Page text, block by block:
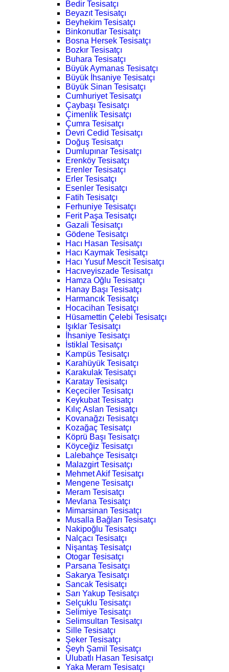
Bedir Tesisatçı
Beyazıt Tesisatçı
Beyhekim Tesisatçı
Binkonutlar Tesisatçı
Bosna Hersek Tesisatçı
Bozkır Tesisatçı
Buhara Tesisatçı
Büyük Aymanas Tesisatçı
Büyük İhsaniye Tesisatçı
Büyük Sinan Tesisatçı
Cumhuriyet Tesisatçı
Çaybaşı Tesisatçı
Çimenlik Tesisatçı
Çumra Tesisatçı
Devri Cedid Tesisatçı
Doğuş Tesisatçı
Dumlupınar Tesisatçı
Erenköy Tesisatçı
Erenler Tesisatçı
Erler Tesisatçı
Esenler Tesisatçı
Fatih Tesisatçı
Ferhuniye Tesisatçı
Ferit Paşa Tesisatçı
Gazali Tesisatçı
Gödene Tesisatçı
Hacı Hasan Tesisatçı
Hacı Kaymak Tesisatçı
Hacı Yusuf Mescit Tesisatçı
Hacıveyiszade Tesisatçı
Hamza Oğlu Tesisatçı
Hanay Başı Tesisatçı
Harmancık Tesisatçı
Hocacihan Tesisatçı
Hüsamettin Çelebi Tesisatçı
Işıklar Tesisatçı
İhsaniye Tesisatçı
İstiklal Tesisatçı
Kampüs Tesisatçı
Karahüyük Tesisatçı
Karakulak Tesisatçı
Karatay Tesisatçı
Keçeciler Tesisatçı
Keykubat Tesisatçı
Kılıç Aslan Tesisatçı
Kovanağzı Tesisatçı
Kozağaç Tesisatçı
Köprü Başı Tesisatçı
Köyceğiz Tesisatçı
Lalebahçe Tesisatçı
Malazgirt Tesisatçı
Mehmet Akif Tesisatçı
Mengene Tesisatçı
Meram Tesisatçı
Mevlana Tesisatçı
Mimarsinan Tesisatçı
Musalla Bağları Tesisatçı
Nakipoğlu Tesisatçı
Nalçacı Tesisatçı
Nişantaş Tesisatçı
Otogar Tesisatçı
Parsana Tesisatçı
Sakarya Tesisatçı
Sancak Tesisatçı
Sarı Yakup Tesisatçı
Selçuklu Tesisatçı
Selimiye Tesisatçı
Selimsultan Tesisatçı
Sille Tesisatçı
Şeker Tesisatçı
Şeyh Şamil Tesisatçı
Ulubatlı Hasan Tesisatçı
Yaka Meram Tesisatçı